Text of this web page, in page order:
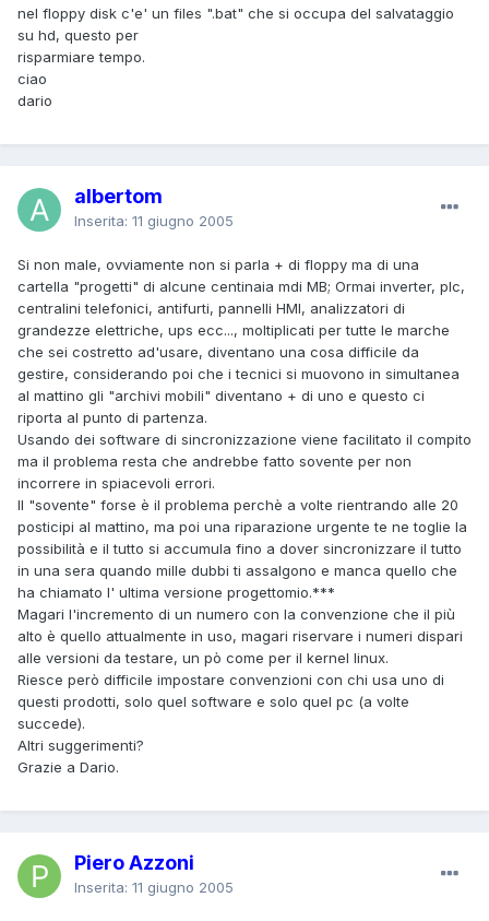
nel floppy disk c'e' un files ".bat" che si occupa del salvataggio
su hd, questo per
risparmiare tempo.
ciao
dario
albertom
Inserita: 11 giugno 2005
Si non male, ovviamente non si parla + di floppy ma di una
cartella "progetti" di alcune centinaia mdi MB; Ormai inverter, plc,
centralini telefonici, antifurti, pannelli HMI, analizzatori di
grandezze elettriche, ups ecc..., moltiplicati per tutte le marche
che sei costretto ad'usare, diventano una cosa difficile da
gestire, considerando poi che i tecnici si muovono in simultanea
al mattino gli "archivi mobili" diventano + di uno e questo ci
riporta al punto di partenza.
Usando dei software di sincronizzazione viene facilitato il compito
ma il problema resta che andrebbe fatto sovente per non
incorrere in spiacevoli errori.
Il "sovente" forse è il problema perchè a volte rientrando alle 20
posticipi al mattino, ma poi una riparazione urgente te ne toglie la
possibilità e il tutto si accumula fino a dover sincronizzare il tutto
in una sera quando mille dubbi ti assalgono e manca quello che
ha chiamato l' ultima versione progettomio.***
Magari l'incremento di un numero con la convenzione che il più
alto è quello attualmente in uso, magari riservare i numeri dispari
alle versioni da testare, un pò come per il kernel linux.
Riesce però difficile impostare convenzioni con chi usa uno di
questi prodotti, solo quel software e solo quel pc (a volte
succede).
Altri suggerimenti?
Grazie a Dario.
Piero Azzoni
Inserita: 11 giugno 2005